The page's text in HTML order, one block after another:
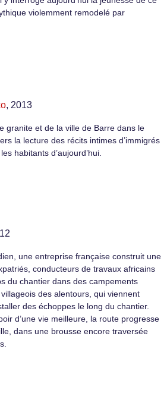
violemment remodelé par
, 2013
granite et de la ville de Barre dans le
la lecture des récits intimes d’immigrés
habitants d’aujourd’hui.
une entreprise française construit une
conducteurs de travaux africains
du chantier dans des campements
des alentours, qui viennent
des échoppes le long du chantier.
d’une vie meilleure, la route progresse
dans une brousse encore traversée